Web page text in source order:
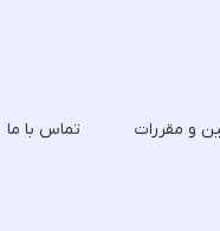
و مقررات تماس با ما